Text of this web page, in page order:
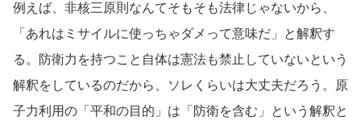
例えば、非核三原則なんてそもそも法律じゃないから、
「あれはミサイルに使っちゃダメって意味だ」と解釈す
る。防衛力を持つこと自体は憲法も禁止していないという
解釈をしているのだから、ソレくらいは大丈夫だろう。原
子力利用の「平和の目的」は「防衛を含む」という解釈と